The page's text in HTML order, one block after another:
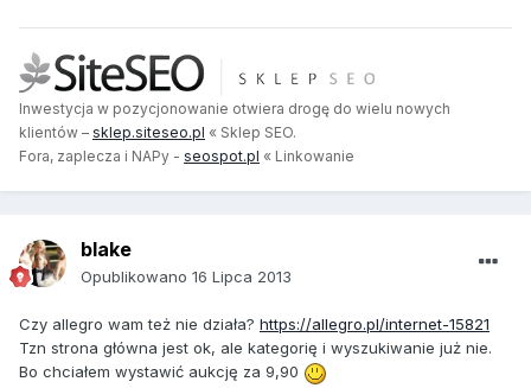
Inwestycja w pozycjonowanie otwiera drogę do wielu nowych
klientów – sklep.siteseo.pl « Sklep SEO.
Fora, zaplecza i NAPy - seospot.pl « Linkowanie
blake
Opublikowano 16 Lipca 2013
Czy allegro wam też nie działa? https://allegro.pl/internet-15821
Tzn strona główna jest ok, ale kategorię i wyszukiwanie już nie.
Bo chciałem wystawić aukcję za 9,90